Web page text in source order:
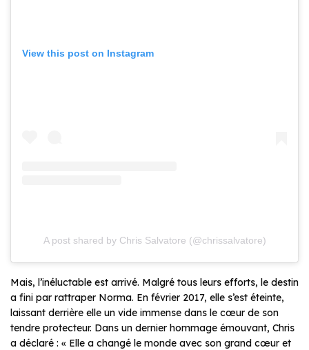
View this post on Instagram
A post shared by Chris Salvatore (@chrissalvatore)
Mais, l’inéluctable est arrivé. Malgré tous leurs efforts, le destin
a fini par rattraper Norma. En février 2017, elle s’est éteinte,
laissant derrière elle un vide immense dans le cœur de son
tendre protecteur. Dans un dernier hommage émouvant, Chris
a déclaré : « Elle a changé le monde avec son grand cœur et